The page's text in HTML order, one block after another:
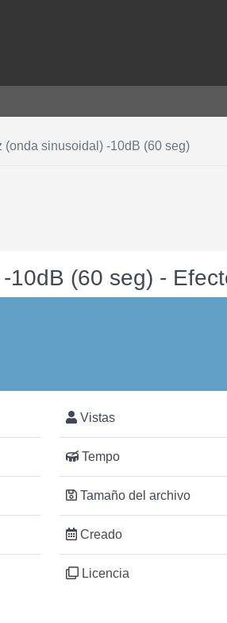
(onda sinusoidal) -10dB (60 seg)
(60 seg) -
Vistas
Tempo
Tamaño del archivo
Creado
Licencia